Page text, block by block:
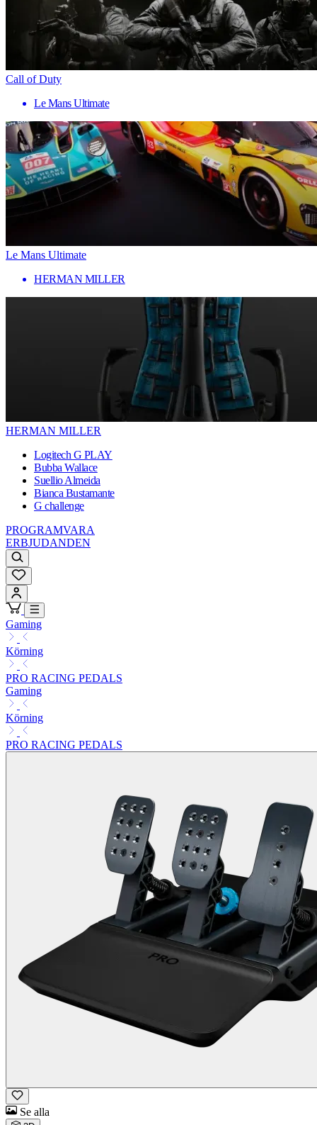
Call of Duty
Le Mans Ultimate
Le Mans Ultimate
HERMAN MILLER
HERMAN MILLER
Logitech G PLAY
Bubba Wallace
Suellio Almeida
Bianca Bustamante
G challenge
PROGRAMVARA
ERBJUDANDEN
Gaming
Körning
PRO RACING PEDALS
Gaming
Körning
PRO RACING PEDALS
Se alla